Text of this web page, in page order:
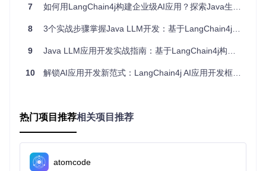
二、核心能力：构建企业AI应用的五大支柱
2.1 多模态交互引擎：突破文本限制的智能交互
用理解和生成多种类型内容？
例：
// 创建DALL-E图像生成模型
AzureOpenAiImageModel
    .endpoint(
"https://your-resource.openai.azure.com/"
7 如何用LangChain4j构建企业级AI应用？探索Java生态的智能开发新范式
8 3个实战步骤掌握Java LLM开发：基于LangChain4j的AI应用构建指南
9 Java LLM应用开发实战指南：基于LangChain4j构建企业级AI系统
10 解锁AI应用开发新范式：LangChain4j AI应用开发框架全解析
热门项目推荐相关项目推荐
atomcode